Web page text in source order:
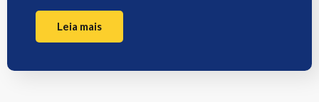
Leia mais